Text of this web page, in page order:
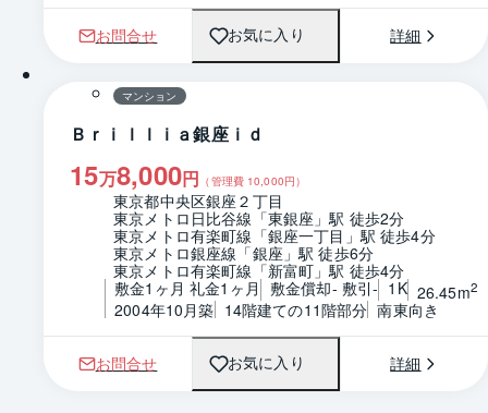
お問合せ お気に入り 詳細
1 / 0 間取り
マンション
Ｂｒｉｌｌｉａ銀座ｉｄ
15万8,000円 （管理費 10,000円）
東京都中央区銀座２丁目
東京メトロ日比谷線「東銀座」駅 徒歩2分
東京メトロ有楽町線「銀座一丁目」駅 徒歩4分
東京メトロ銀座線「銀座」駅 徒歩6分
東京メトロ有楽町線「新富町」駅 徒歩4分
敷金1ヶ月 礼金1ヶ月 敷金償却- 敷引- 1K 26.45m2
2004年10月築 14階建ての11階部分 南東向き
お問合せ お気に入り 詳細